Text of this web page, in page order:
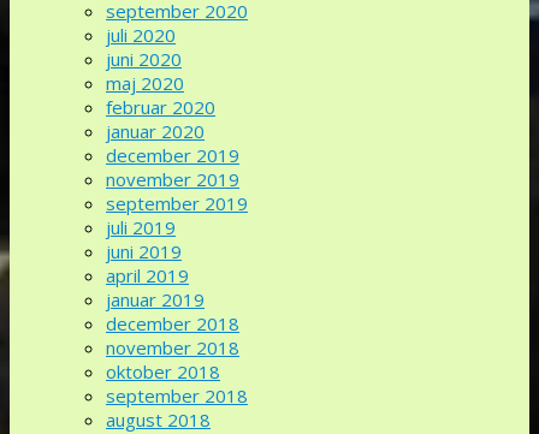
september 2020
juli 2020
juni 2020
maj 2020
februar 2020
januar 2020
december 2019
november 2019
september 2019
juli 2019
juni 2019
april 2019
januar 2019
december 2018
november 2018
oktober 2018
september 2018
august 2018